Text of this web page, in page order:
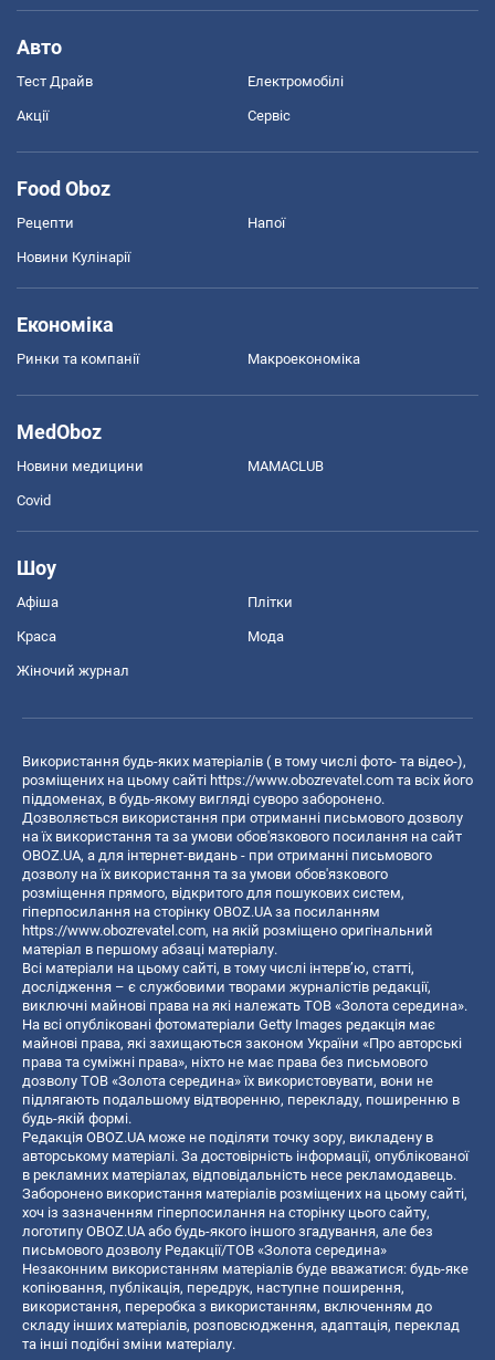
Авто
Тест Драйв Електромобілі
Акції Сервіс
Food Oboz
Рецепти Напої
Новини Кулінарії
Економіка
Ринки та компанії Макроекономіка
MedOboz
Новини медицини MAMACLUB
Covid
Шоу
Афіша Плітки
Краса Мода
Жіночий журнал
Використання будь-яких матеріалів ( в тому числі фото- та відео-),
розміщених на цьому сайті https://www.obozrevatel.com та всіх його
піддоменах, в будь-якому вигляді суворо заборонено.
Дозволяється використання при отриманні письмового дозволу
на їх використання та за умови обов'язкового посилання на сайт
OBOZ.UA, а для інтернет-видань - при отриманні письмового
дозволу на їх використання та за умови обов'язкового
розміщення прямого, відкритого для пошукових систем,
гіперпосилання на сторінку OBOZ.UA за посиланням
https://www.obozrevatel.com, на якій розміщено оригінальний
матеріал в першому абзаці матеріалу.
Всі матеріали на цьому сайті, в тому числі інтерв’ю, статті,
дослідження – є службовими творами журналістів редакції,
виключні майнові права на які належать ТОВ «Золота середина».
На всі опубліковані фотоматеріали Getty Images редакція має
майнові права, які захищаються законом України «Про авторські
права та суміжні права», ніхто не має права без письмового
дозволу ТОВ «Золота середина» їх використовувати, вони не
підлягають подальшому відтворенню, перекладу, поширенню в
будь-якій формі.
Редакція OBOZ.UA може не поділяти точку зору, викладену в
авторському матеріалі. За достовірність інформації, опублікованої
в рекламних матеріалах, відповідальність несе рекламодавець.
Заборонено використання матеріалів розміщених на цьому сайті,
хоч із зазначенням гіперпосилання на сторінку цього сайту,
логотипу OBOZ.UA або будь-якого іншого згадування, але без
письмового дозволу Редакції/ТОВ «Золота середина»
Незаконним використанням матеріалів буде вважатися: будь-яке
копiювання, публiкацiя, передрук, наступне поширення,
використання, переробка з використанням, включенням до
складу інших матеріалів, розповсюдження, адаптація, переклад
та інші подібні зміни матеріалу.